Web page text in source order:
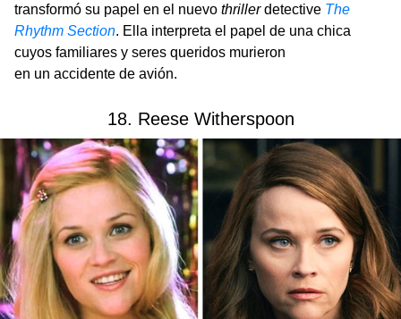
transformó su papel en el nuevo thrillerdetective The
Rhythm Section. Ella interpreta el papel de una chica
cuyos familiares y seres queridos murieron
en un accidente de avión.
18. Reese Witherspoon